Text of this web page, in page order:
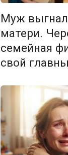
Муж
матери.
семейная
свой